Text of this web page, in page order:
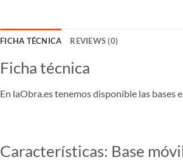
FICHA TÉCNICA REVIEWS (0)
Ficha técnica
En laObra.es tenemos disponible las bases
Características: Base